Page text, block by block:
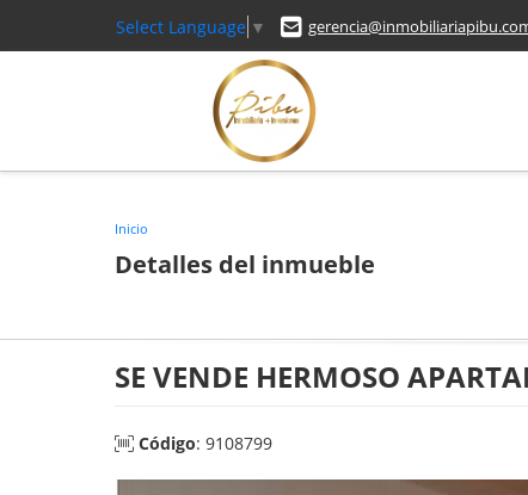
Select Language ▼
Inicio
Detalles del inmueble
SE VENDE HERMOSO
Código: 9108799